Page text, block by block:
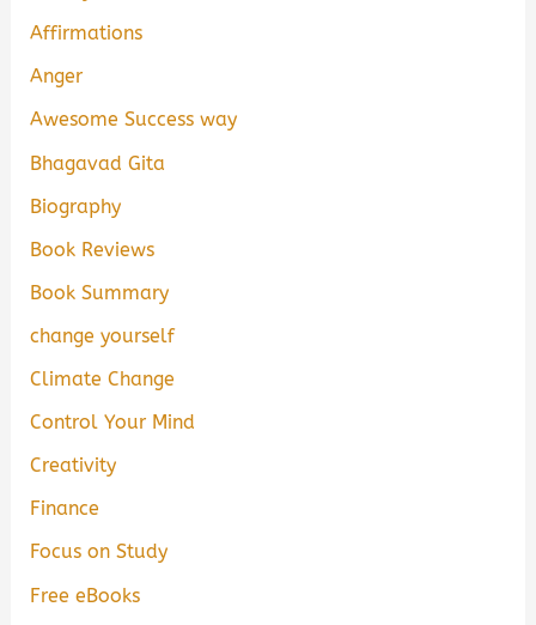
Affirmations
Anger
Awesome Success way
Bhagavad Gita
Biography
Book Reviews
Book Summary
change yourself
Climate Change
Control Your Mind
Creativity
Finance
Focus on Study
Free eBooks